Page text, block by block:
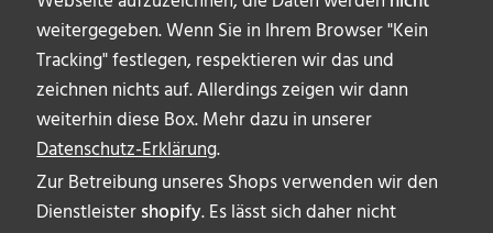
weitergegeben. Wenn Sie in Ihrem Browser "Kein
Tracking" festlegen, respektieren wir das und
zeichnen nichts auf. Allerdings zeigen wir dann
weiterhin diese Box. Mehr dazu in unserer
Datenschutz-Erklärung.
Zur Betreibung unseres Shops verwenden wir den
Dienstleistershopify. Es lässt sich daher nicht